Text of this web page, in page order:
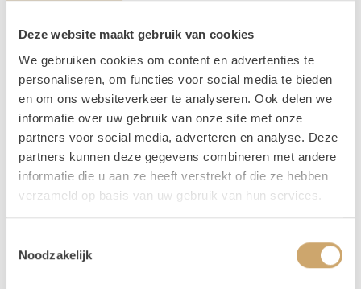
Deze website maakt gebruik van cookies
We gebruiken cookies om content en advertenties te
personaliseren, om functies voor social media te bieden
en om ons websiteverkeer te analyseren. Ook delen we
informatie over uw gebruik van onze site met onze
partners voor social media, adverteren en analyse. Deze
partners kunnen deze gegevens combineren met andere
informatie die u aan ze heeft verstrekt of die ze hebben
verzameld op basis van uw gebruik van hun services.
Noodzakelijk
Producteigenschappen
Breedte
200 cm
Hoogte
205 cm
Omschrijving
Deze backdrop is gemaakt van goud metaal, heeft een